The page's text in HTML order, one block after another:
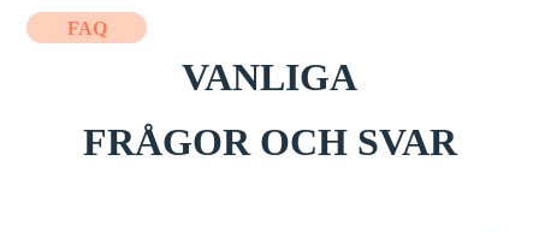
FAQ
VANLIGA
FRÅGOR OCH SVAR